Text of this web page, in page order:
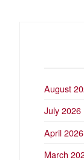
August
July 2026
April 2026
March